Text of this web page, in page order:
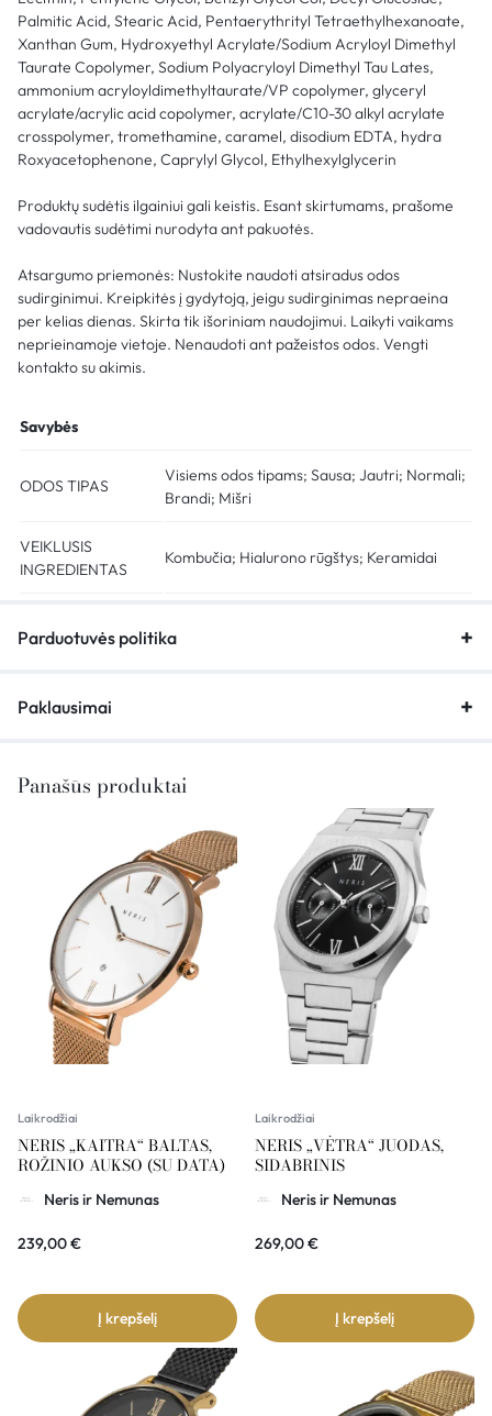
Palmitic Acid, Stearic Acid, Pentaerythrityl Tetraethylhexanoate,
Xanthan Gum, Hydroxyethyl Acrylate/Sodium Acryloyl Dimethyl
Taurate Copolymer, Sodium Polyacryloyl Dimethyl Tau Lates,
ammonium acryloyldimethyltaurate/VP copolymer, glyceryl
acrylate/acrylic acid copolymer, acrylate/C10-30 alkyl acrylate
crosspolymer, tromethamine, caramel, disodium EDTA, hydra
Roxyacetophenone, Caprylyl Glycol, Ethylhexylglycerin
Produktų sudėtis ilgainiui gali keistis. Esant skirtumams, prašome
vadovautis sudėtimi nurodyta ant pakuotės.
Atsargumo priemonės: Nustokite naudoti atsiradus odos
sudirginimui. Kreipkitės į gydytoją, jeigu sudirginimas nepraeina
per kelias dienas. Skirta tik išoriniam naudojimui. Laikyti vaikams
neprieinamoje vietoje. Nenaudoti ant pažeistos odos. Vengti
kontakto su akimis.
Savybės
ODOS TIPAS
Visiems odos tipams; Sausa; Jautri; Normali;
Brandi; Mišri
VEIKLUSIS
INGREDIENTAS
Kombučia; Hialurono rūgštys; Keramidai
Parduotuvės politika
Paklausimai
Panašūs produktai
Laikrodžiai
NERIS „KAITRA“ BALTAS,
ROŽINIO AUKSO (SU DATA)
Neris ir Nemunas
239,00€
Į krepšelį
Laikrodžiai
NERIS „VĖTRA“ JUODAS,
SIDABRINIS
Neris ir Nemunas
269,00€
Į krepšelį